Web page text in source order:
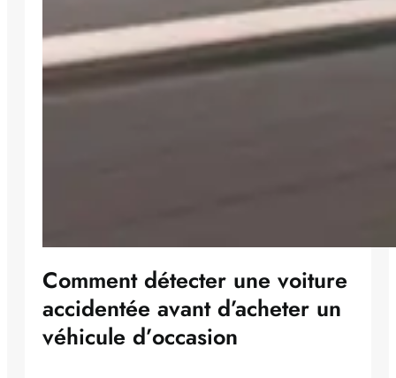
Comment détecter une voiture
accidentée avant d’acheter un
véhicule d’occasion